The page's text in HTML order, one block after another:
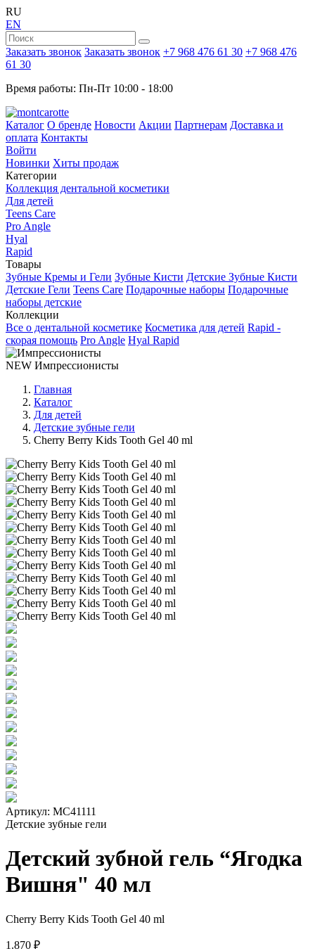
RU
EN
Заказать звонок Заказать звонок +7 968 476 61 30 +7 968 476
61 30
Время работы: Пн-Пт 10:00 - 18:00
Каталог О бренде Новости Акции Партнерам Доставка и
оплата Контакты
Войти
Новинки Хиты продаж
Категории
Коллекция дентальной косметики
Для детей
Teens Care
Pro Angle
Hyal
Rapid
Товары
Зубные Кремы и Гели Зубные Кисти Детские Зубные Кисти
Детские Гели Teens Care Подарочные наборы Подарочные
наборы детские
Коллекции
Все о дентальной косметике Косметика для детей Rapid -
скорая помощь Pro Angle Hyal Rapid
NEW Импрессионисты
Главная
Каталог
Для детей
Детские зубные гели
Cherry Berry Kids Tooth Gel 40 ml
Артикул: МС41111
Детские зубные гели
Детский зубной гель “Ягодка
Вишня" 40 мл
Cherry Berry Kids Tooth Gel 40 ml
1.870 ₽